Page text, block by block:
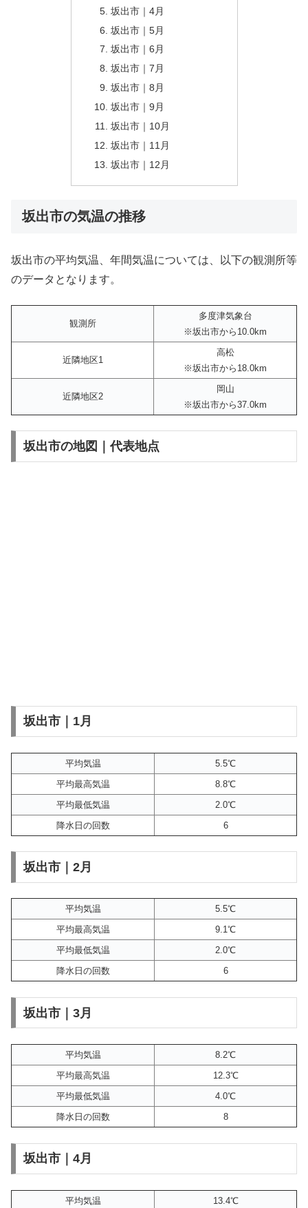
坂出市｜4月
坂出市｜5月
坂出市｜6月
坂出市｜7月
坂出市｜8月
坂出市｜9月
坂出市｜10月
坂出市｜11月
坂出市｜12月
坂出市の気温の推移
坂出市の平均気温、年間気温については、以下の観測所等
のデータとなります。
観測所
多度津気象台
※坂出市から10.0km
近隣地区1
高松
※坂出市から18.0km
近隣地区2
岡山
※坂出市から37.0km
坂出市の地図｜代表地点
坂出市｜1月
平均気温
5.5℃
平均最高気温
8.8℃
平均最低気温
2.0℃
降水日の回数
6
坂出市｜2月
平均気温
5.5℃
平均最高気温
9.1℃
平均最低気温
2.0℃
降水日の回数
6
坂出市｜3月
平均気温
8.2℃
平均最高気温
12.3℃
平均最低気温
4.0℃
降水日の回数
8
坂出市｜4月
平均気温 13.4℃